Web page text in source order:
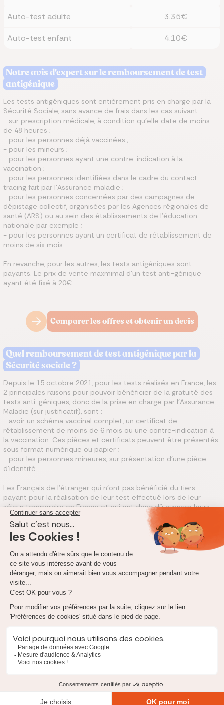
Auto-test adulte 3.35€
Auto-test enfant 4.10€
Notre avis d'expert sur le remboursement de test
antigénique
Les tests antigéniques sont entièrement pris en charge par la
Sécurité Sociale, sans avance de frais dans les cas suivant :
- sur prescription médicale, à condition qu'elle date de moins
de 48 heures ;
- pour les personnes déjà vaccinées ;
- pour les mineurs ;
- pour les personnes ayant une contre-indication à la
vaccination ;
- pour les personnes identifiées dans le cadre du contact-
tracing fait par l’Assurance maladie ;
- pour les personnes concernées par des campagnes de
dépistage collectif, organisées par les Agences régionales de
santé (ARS) ou au sein des établissements de l’éducation
nationale par exemple ;
- pour les personnes ayant un certificat de rétablissement de
moins de six mois.
En revanche, pour les autres, les tests antigéniques sont
payants. Le prix de vente maxmimal d'un test anti-génique
ayant été fixé à 20€.
Comparer les offres et obtenir un devis
Quel remboursement de test antigénique par la
Sécurité sociale ?
Depuis le 15 octobre 2021, pour les tests réalisés en France, les
2 principales raisons pour pouvoir bénéficier de la gratuité des
tests anti-géniques, donc de la prise en charge par l’Assurance
Maladie (sur justificatif), sont :
- avoir un schéma vaccinal complet, un certificat de
rétablissement de moins de 6 mois ou une contre-indication à
la vaccination. Ces pièces et certificats peuvent être présentés
sous format numérique ou papier ;
- pour les personnes mineures, sur présentation d’une pièce
d’identité.
Les Français de l’étranger qui n’ont pas bénéficié du tiers
payant pour la réalisation de leur test effectué lors de leur
séjour temporaire en France et qui ont donc dû avancer leurs
frais de santé, peuvent demander le remboursement de leur
facture acquittée sur justificatif et s’ils se trouvent dans les
situations présentées ci-dessus.
Depuis le 7 juillet 2021, les tests de dépistage de la Covid-19
(antigéniques et RT-PCR) pour les personnes venant en séjour
temporaire en France et relevant d’un régime étranger de
sécurité sociale sont pris en charge par l’Assurance Maladie
uniquement s’ils ont un caractère médical.
Pour diminuer vos dépenses de santé, il peut être intéressant
de souscrire une mutuelle santé qui viendra compléter la part
Quel remboursement de test antigénique par la
Pour compléter les remboursements de la Sécurité Sociale,
nombreux sont ceux qui choisissent de souscrire une bonne